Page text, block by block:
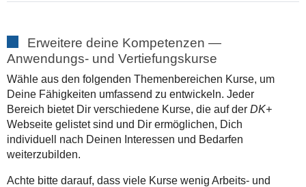
Erweitere deine Kompetenzen —
Anwendungs- und Vertiefungskurse
Wähle aus den folgenden Themenbereichen Kurse, um
Deine Fähigkeiten umfassend zu entwickeln. Jeder
Bereich bietet Dir verschiedene Kurse, die auf der DK+
Webseite gelistet sind und Dir ermöglichen, Dich
individuell nach Deinen Interessen und Bedarfen
weiterzubilden.
Achte bitte darauf, dass viele Kurse wenig Arbeits- und